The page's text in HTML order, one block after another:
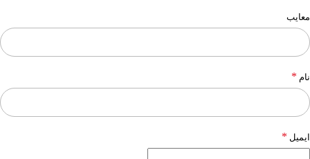
معایب
نام *
ایمیل *